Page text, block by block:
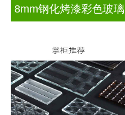
8mm钢化烤漆彩色玻璃